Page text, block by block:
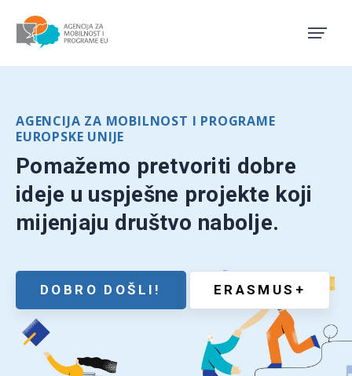
Agencija za mobilnost i
AGENCIJA ZA MOBILNOST I PROGRAME
EUROPSKE UNIJE
Pomažemo pretvoriti dobre
ideje u uspješne projekte koji
mijenjaju društvo nabolje.
DOBRO DOŠLI! ERASMUS+